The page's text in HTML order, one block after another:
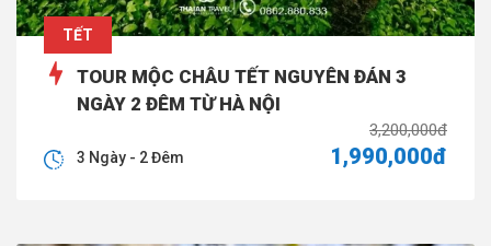
TẾT
TOUR MỘC CHÂU TẾT NGUYÊN ĐÁN 3
NGÀY 2 ĐÊM TỪ HÀ NỘI
3,200,000đ
1,990,000đ
3 Ngày - 2 Đêm